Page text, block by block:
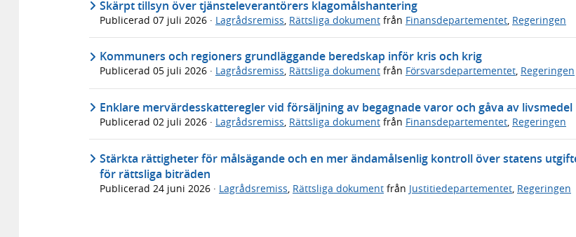
Skärpt tillsyn över tjänsteleverantörers klagomålshantering
Publicerad 07 juli 2026 · Lagrådsremiss Rättsliga dokument från Finansdepartementet Regeringen
Kommuners och regioners grundläggande beredskap inför kris och krig
Publicerad 05 juli 2026 · Lagrådsremiss, Rättsliga dokument från Försvarsdepartementet, Regeringen
Enklare mervärdesskatteregler vid försäljning av begagnade varor och gåva av livsmedel
Publicerad 02 juli 2026 · Lagrådsremiss, Rättsliga dokument från Finansdepartementet, Regeringen
Stärkta rättigheter för målsägande och en mer ändamålsenlig kontroll över statens
för rättsliga biträden
Publicerad 24 juni 2026 · Lagrådsremiss Rättsliga dokument från Justitiedepartementet Regeringen